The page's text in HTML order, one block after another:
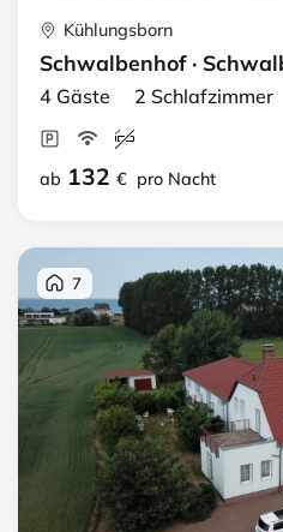
Kühlungsborn
Schwalbenhof ·
4 Gäste 2
ab 132 € pro Nacht
7